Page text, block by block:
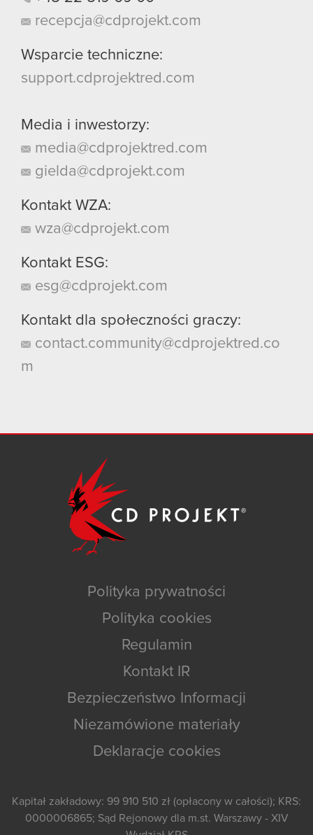
recepcja@cdprojekt.com
Wsparcie techniczne:
support.cdprojektred.com
Media i inwestorzy:
media@cdprojektred.com
gielda@cdprojekt.com
Kontakt WZA:
wza@cdprojekt.com
Kontakt ESG:
esg@cdprojekt.com
Kontakt dla społeczności graczy:
contact.community@cdprojektred.co
m
Polityka prywatności
Polityka cookies
Regulamin
Kontakt IR
Bezpieczeństwo Informacji
Niezamówione materiały
Deklaracje cookies
Kapitał zakładowy: 99 910 510 zł (opłacony w całości); KRS:
0000006865; Sąd Rejonowy dla m.st. Warszawy - XIV